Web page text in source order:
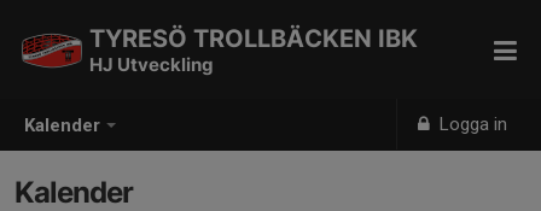
Kalender Logga in
TYRESÖ TROLLBÄCKEN IBK
HJ Utveckling
Kalender